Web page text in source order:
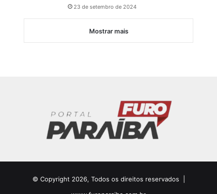
23 de setembro de 2024
Mostrar mais
© Copyright 2026, Todos os direitos reservados |